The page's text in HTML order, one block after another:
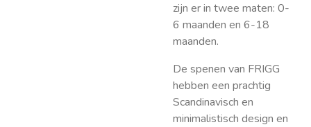
zijn er in twee maten: 0-
6 maanden en 6-18
maanden.
De spenen van FRIGG
hebben een prachtig
Scandinavisch en
minimalistisch design en